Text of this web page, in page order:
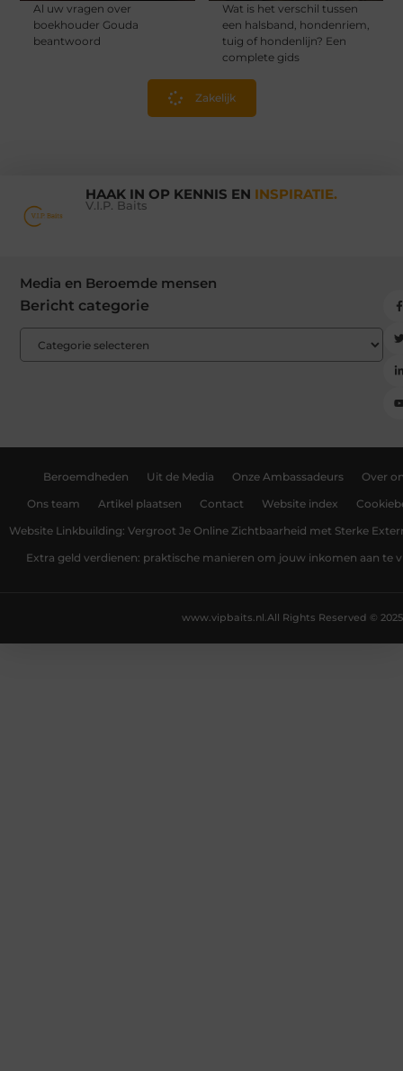
Al uw vragen over
boekhouder Gouda
beantwoord
Wat is het verschil tussen
een halsband, hondenriem,
tuig of hondenlijn? Een
complete gids
Zakelijk
HAAK IN OP KENNIS EN INSPIRATIE.
V.I.P. Baits
Media en Beroemde mensen
Bericht categorie
Beroemdheden Uit de Media Onze Ambassadeurs Over
Ons team Artikel plaatsen Contact Website index
Website Linkbuilding: Vergroot Je Online Zichtbaarheid met Sterke
Extra geld verdienen: praktische manieren om jouw inkomen aan te
All Rights Reserved © 2025
www.vipbaits.nl.